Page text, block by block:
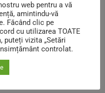
web pentru a vă
amintindu-vă
Făcând clic pe
cu utilizarea TOATE
puteți vizita „Setări
controlat.